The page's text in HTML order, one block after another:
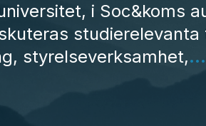
i Soc&koms
studierelevanta
styrelseverksamhet,